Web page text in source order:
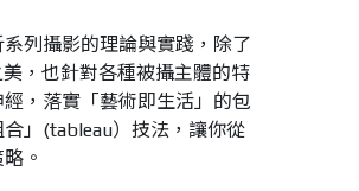
列攝影的理論與實踐，除了
，也針對各種被攝主體的特
，落實「藝術即生活」的包
」(tableau）技法，讓你從
。